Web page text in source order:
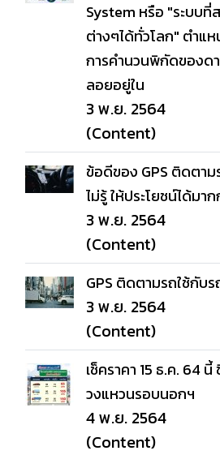
System หรือ "ระบบที่
ต่างๆได้ทั่วโลก" ตำแ
การคำนวนพิกัดของด
ลอยอยู่ใน
3 พ.ย. 2564
(Content)
ข้อดีของ GPS ติดตา
ไม่รู้ ให้ประโยชน์ได้มา
3 พ.ย. 2564
(Content)
GPS ติดตามรถใช้กับ
3 พ.ย. 2564
(Content)
เช็คราคา 15 ธ.ค. 64
วงแหวนรอบนอกฯ
4 พ.ย. 2564
(Content)